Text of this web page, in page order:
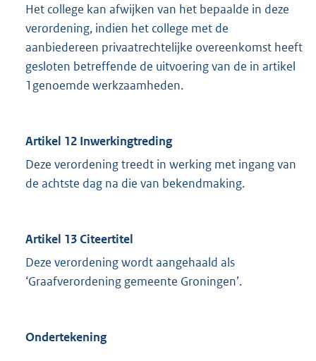
Het college kan afwijken van het bepaalde in deze
verordening, indien het college met de
aanbiedereen privaatrechtelijke overeenkomst heeft
gesloten betreffende de uitvoering van de in artikel
1genoemde werkzaamheden.
Artikel 12 Inwerkingtreding
Deze verordening treedt in werking met ingang van
de achtste dag na die van bekendmaking.
Artikel 13 Citeertitel
Deze verordening wordt aangehaald als
‘Graafverordening gemeente Groningen’.
Ondertekening